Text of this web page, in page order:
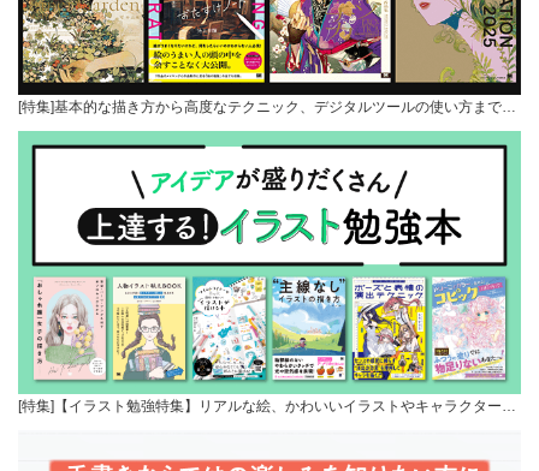
[特集]基本的な描き方から高度なテクニック、デジタルツールの使い方まで…
[特集]【イラスト勉強特集】リアルな絵、かわいいイラストやキャラクター…